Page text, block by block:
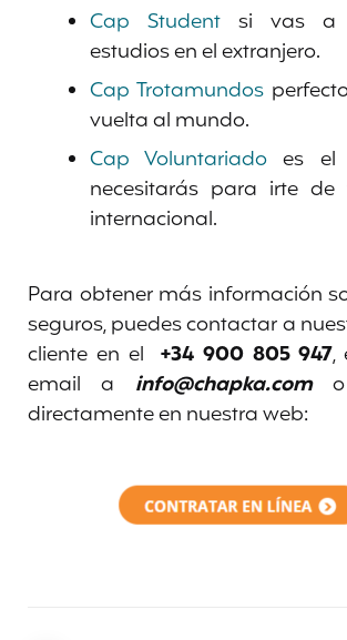
Cap Student si vas a
estudios en el extranjero.
Cap Trotamundos
vuelta al mundo.
Cap Voluntariado es el
necesitarás para irte de
internacional.
Para obtener más información
seguros, puedes contactar a
cliente en el +34 900 805 947,
email a info@chapka.com
directamente en nuestra web: